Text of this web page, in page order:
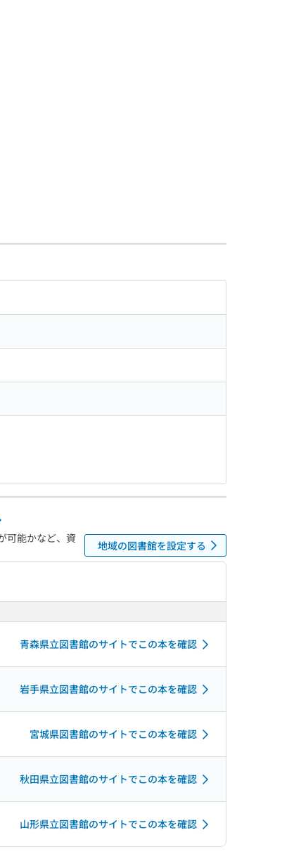
可能かなど、資
地域の図書館を設定する
青森県立図書館のサイトでこの本を確認
岩手県立図書館のサイトでこの本を確認
宮城県図書館のサイトでこの本を確認
秋田県立図書館のサイトでこの本を確認
山形県立図書館のサイトでこの本を確認